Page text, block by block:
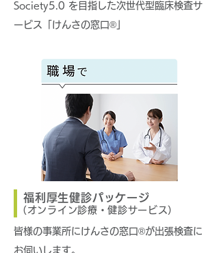
Society5.0 を目指した次世代型臨床検査サ
ービス「けんさの窓口®︎」
福利厚生健診パッケージ
（オンライン診療・健診サービス）
皆様の事業所にけんさの窓口®︎が出張検査に
お伺いします。